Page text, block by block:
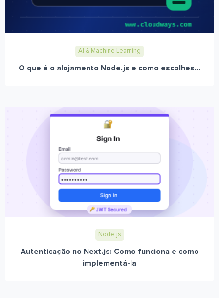
AI & Machine Learning
O que é o alojamento Node.js e como escolhes...
Node.js
Autenticação no Next.js: Como funciona e como
implementá-la